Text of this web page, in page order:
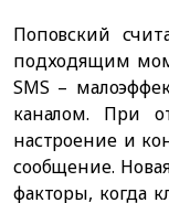
Поповский
подходящим
SMS –
каналом. При
настроение и
сообщение.
факторы, когда